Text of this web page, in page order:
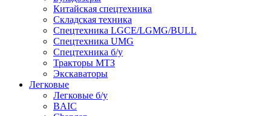
Китайская спецтехника
Складская техника
Спецтехника LGCE/LGMG/BULL
Спецтехника UMG
Спецтехника б/у
Тракторы МТЗ
Экскаваторы
Легковые
Легковые б/у
BAIC